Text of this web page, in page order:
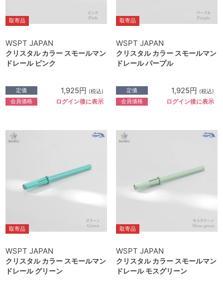
取寄品
WSPT JAPAN
クリスタル カラー スモールマン
ドレール ピンク
定価 1,925円 (税込)
会員価格 ログイン後に表示
取寄品
WSPT JAPAN
クリスタル カラー スモールマン
ドレール パープル
定価 1,925円 (税込)
会員価格 ログイン後に表示
取寄品
WSPT JAPAN
クリスタル カラー スモールマン
ドレール グリーン
取寄品
WSPT JAPAN
クリスタル カラー スモールマン
ドレール モスグリーン